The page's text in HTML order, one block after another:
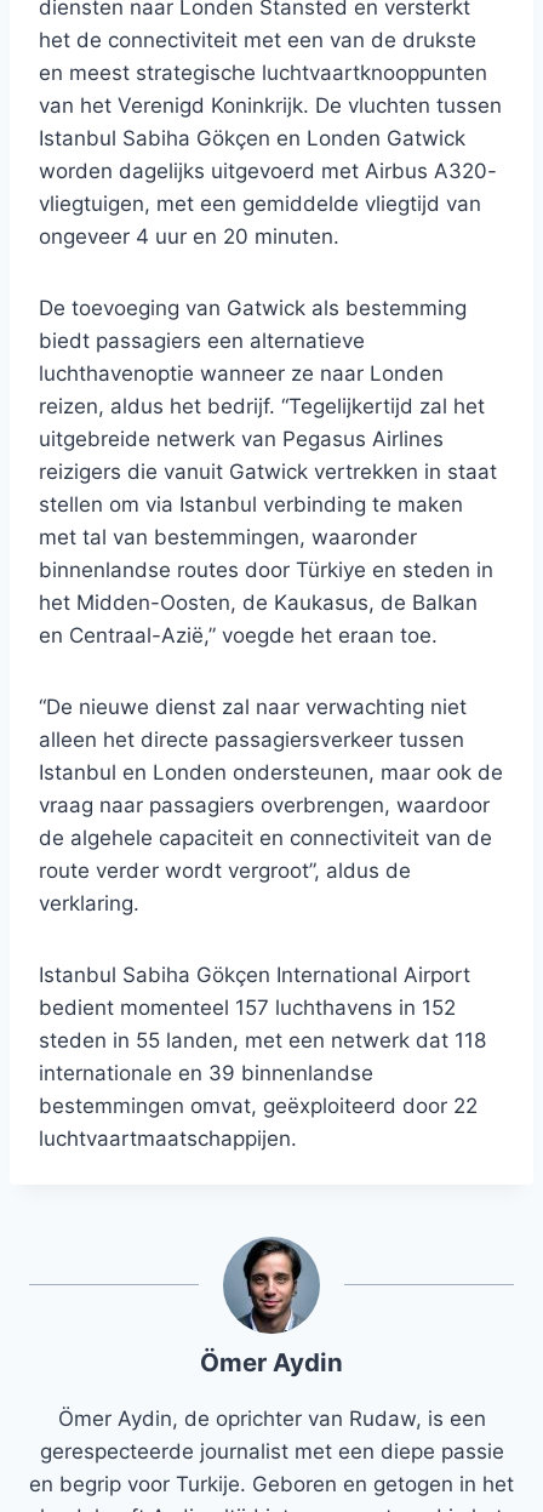
diensten naar Londen Stansted en versterkt
het de connectiviteit met een van de drukste
en meest strategische luchtvaartknooppunten
van het Verenigd Koninkrijk. De vluchten tussen
Istanbul Sabiha Gökçen en Londen Gatwick
worden dagelijks uitgevoerd met Airbus A320-
vliegtuigen, met een gemiddelde vliegtijd van
ongeveer 4 uur en 20 minuten.
De toevoeging van Gatwick als bestemming
biedt passagiers een alternatieve
luchthavenoptie wanneer ze naar Londen
reizen, aldus het bedrijf. “Tegelijkertijd zal het
uitgebreide netwerk van Pegasus Airlines
reizigers die vanuit Gatwick vertrekken in staat
stellen om via Istanbul verbinding te maken
met tal van bestemmingen, waaronder
binnenlandse routes door Türkiye en steden in
het Midden-Oosten, de Kaukasus, de Balkan
en Centraal-Azië,” voegde het eraan toe.
“De nieuwe dienst zal naar verwachting niet
alleen het directe passagiersverkeer tussen
Istanbul en Londen ondersteunen, maar ook de
vraag naar passagiers overbrengen, waardoor
de algehele capaciteit en connectiviteit van de
route verder wordt vergroot”, aldus de
verklaring.
Istanbul Sabiha Gökçen International Airport
bedient momenteel 157 luchthavens in 152
steden in 55 landen, met een netwerk dat 118
internationale en 39 binnenlandse
bestemmingen omvat, geëxploiteerd door 22
luchtvaartmaatschappijen.
Ömer Aydin
Ömer Aydin, de oprichter van Rudaw, is een
gerespecteerde journalist met een diepe passie
en begrip voor Turkije. Geboren en getogen in het